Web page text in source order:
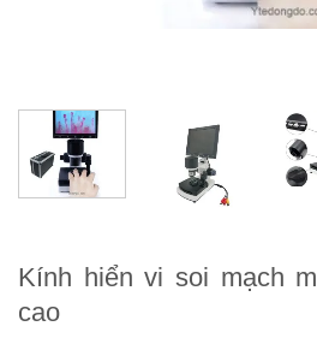
Kính hiển vi soi mạch
cao